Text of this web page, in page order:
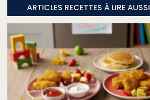
ARTICLES RECETTES À LIRE AUSSI